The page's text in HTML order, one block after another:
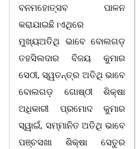
ବନମହୋତ୍ସବ ପାଳନ
କରାଯାଇଛି।ଏଥିରେ
ମୁଖ୍ୟଅତିଥି ଭାବେ ବୋଲଗଡ଼
ତହସିଲଦାର ବିଜୟ କୁମାର
ସେଠୀ, ସ୍ୱତନ୍ତ୍ର ଅତିଥି ଭାବେ
ବୋଲଗଡ଼ ଗୋଷ୍ଠୀ ଶିକ୍ଷା
ଅଧିକାରୀ ପ୍ରମୋଦ କୁମାର
ସ୍ୱାଇଁ, ସମ୍ମାନିତ ଅତିଥି ଭାବେ
ପଞ୍ଚସଖା ଶିକ୍ଷା ସେତୁର